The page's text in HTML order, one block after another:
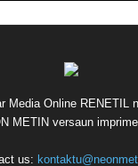
Media Online RENETIL
METIN versaun
us: